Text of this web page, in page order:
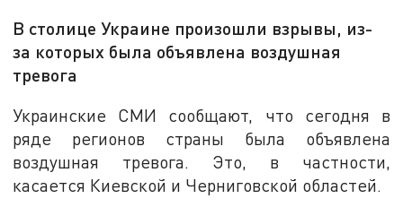
В столице Украине произошли взрывы, из-
за которых была объявлена воздушная
тревога
Украинские СМИ сообщают, что сегодня в
ряде регионов страны была объявлена
воздушная тревога. Это, в частности,
касается Киевской и Черниговской областей.